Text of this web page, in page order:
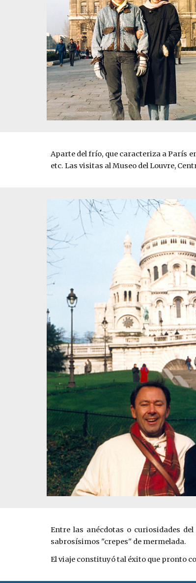
Aparte del frío, que caracteriza a París
etc. Las visitas al Museo del Louvre,
Entre las anécdotas o curiosidades
sabrosísimos "crepes" de mermelada.
El viaje constituyó tal éxito que pronto